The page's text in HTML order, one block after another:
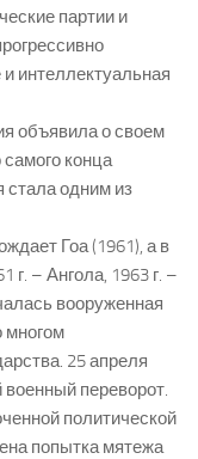
партии и
интеллектуальная
объявила о своем
конца
стала одним из
Гоа (1961), а в
г. – Ангола, 1963 г. –
вооруженная
многом
25 апреля
военный переворот.
политической
попытка мятежа